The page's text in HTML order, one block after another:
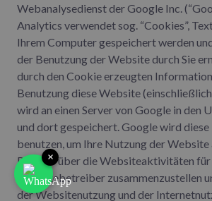
Webanalysedienst der Google Inc.
Analytics verwendet sog. “Cookies”,
Ihrem Computer gespeichert werden
der Benutzung der Website durch Sie
durch den Cookie erzeugten
Benutzung diese Website
wird an einen Server von Google in den
und dort gespeichert. Google wird
benutzen, um Ihre Nutzung der Website
Reports über die Websiteaktivitäten für
Websitebetreiber zusammenzustellen
der Websitenutzung und der
×